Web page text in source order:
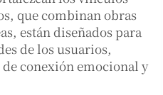
que combinan obras
están diseñados para
de los usuarios,
conexión emocional y